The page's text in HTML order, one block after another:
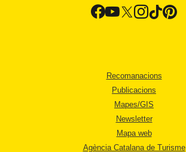
Recomanacions
Publicacions
Mapes/GIS
Newsletter
Mapa web
Agència Catalana de Turisme